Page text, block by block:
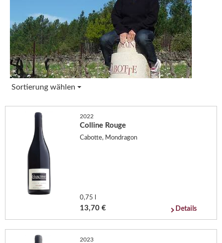
Sortierung wählen
2022
Colline Rouge
Cabotte, Mondragon
0,75 l
13,70 € Details
2023